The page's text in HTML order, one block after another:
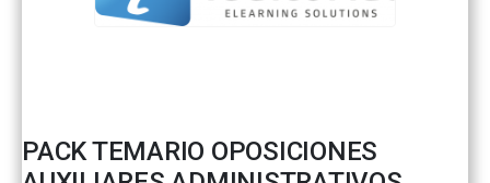
PACK TEMARIO OPOSICIONES